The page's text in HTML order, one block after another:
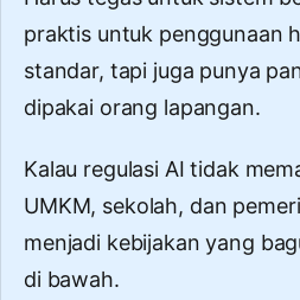
praktis untuk penggunaan
standar, tapi juga punya
dipakai orang lapangan.
Kalau regulasi AI tidak
UMKM, sekolah, dan
menjadi kebijakan yang
di bawah.